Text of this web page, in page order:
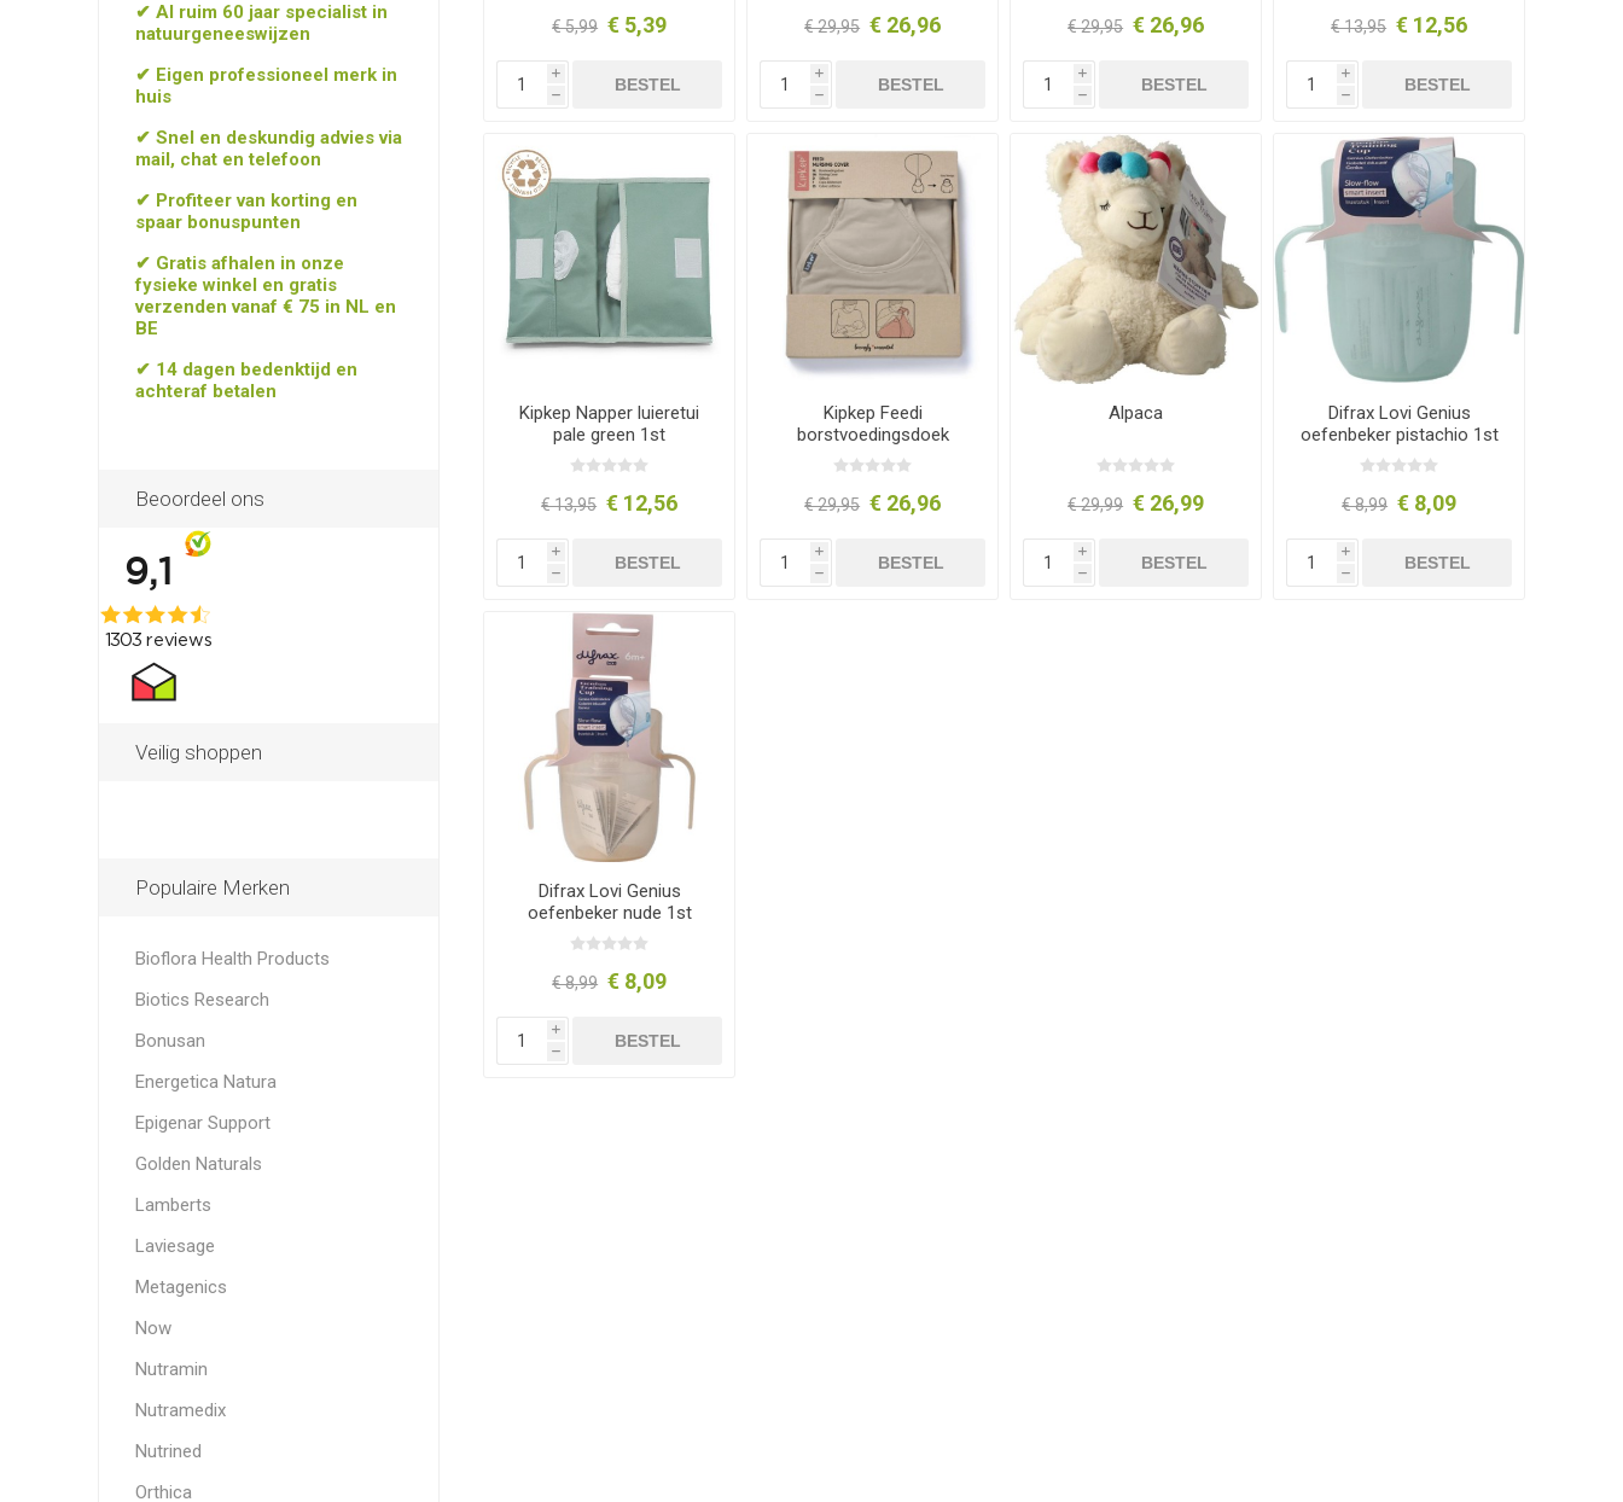
€ 5,99 € 5,39
i
h
BESTEL
€ 29,95 € 26,96
i
h
BESTEL
€ 29,95 € 26,96
i
h
BESTEL
€ 13,95 € 12,56
i
h
BESTEL
Kipkep Napper luieretui
pale green 1st
€ 13,95 € 12,56
i
h
BESTEL
Kipkep Feedi
borstvoedingsdoek
cookie 1st
€ 29,95 € 26,96
i
h
BESTEL
Alpaca
€ 29,99 € 26,99
i
h
BESTEL
Difrax Lovi Genius
oefenbeker pistachio 1st
€ 8,99 € 8,09
i
h
BESTEL
Difrax Lovi Genius
oefenbeker nude 1st
€ 8,99 € 8,09
i
h
BESTEL
✔ Al ruim 60 jaar specialist in
natuurgeneeswijzen
✔ Eigen professioneel merk in
huis
✔ Snel en deskundig advies via
mail, chat en telefoon
✔ Profiteer van korting en
spaar bonuspunten
✔ Gratis afhalen in onze
fysieke winkel en gratis
verzenden vanaf € 75 in NL en
BE
✔ 14 dagen bedenktijd en
achteraf betalen
Beoordeel ons
Veilig shoppen
Populaire Merken
Bioflora Health Products
Biotics Research
Bonusan
Energetica Natura
Epigenar Support
Golden Naturals
Lamberts
Laviesage
Metagenics
Now
Nutramin
Nutramedix
Nutrined
Orthica